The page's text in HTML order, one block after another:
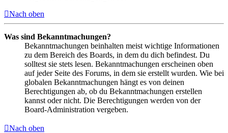
Nach oben
Was sind Bekanntmachungen?
Bekanntmachungen beinhalten meist wichtige Informationen
zu dem Bereich des Boards, in dem du dich befindest. Du
solltest sie stets lesen. Bekanntmachungen erscheinen oben
auf jeder Seite des Forums, in dem sie erstellt wurden. Wie bei
globalen Bekanntmachungen hängt es von deinen
Berechtigungen ab, ob du Bekanntmachungen erstellen
kannst oder nicht. Die Berechtigungen werden von der
Board-Administration vergeben.
Nach oben